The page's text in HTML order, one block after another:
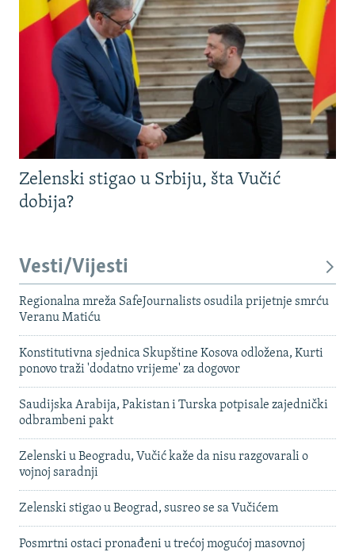
Zelenski stigao u Srbiju, šta Vučić
dobija?
Vesti/Vijesti
Regionalna mreža SafeJournalists osudila prijetnje smrću
Veranu Matiću
Konstitutivna sjednica Skupštine Kosova odložena, Kurti
ponovo traži 'dodatno vrijeme' za dogovor
Saudijska Arabija, Pakistan i Turska potpisale zajednički
odbrambeni pakt
Zelenski u Beogradu, Vučić kaže da nisu razgovarali o
vojnoj saradnji
Zelenski stigao u Beograd, susreo se sa Vučićem
Posmrtni ostaci pronađeni u trećoj mogućoj masovnoj